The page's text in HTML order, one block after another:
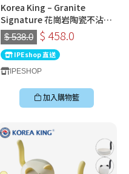
Korea King – Granite
Signature 花崗岩陶瓷不沾鍋
〡32cm深炒鍋 〡經典炭黑色
〡韓國製易潔鑊
$ 538.0 $ 458.0
IPEshop 直送
IPESHOP
加入購物籃